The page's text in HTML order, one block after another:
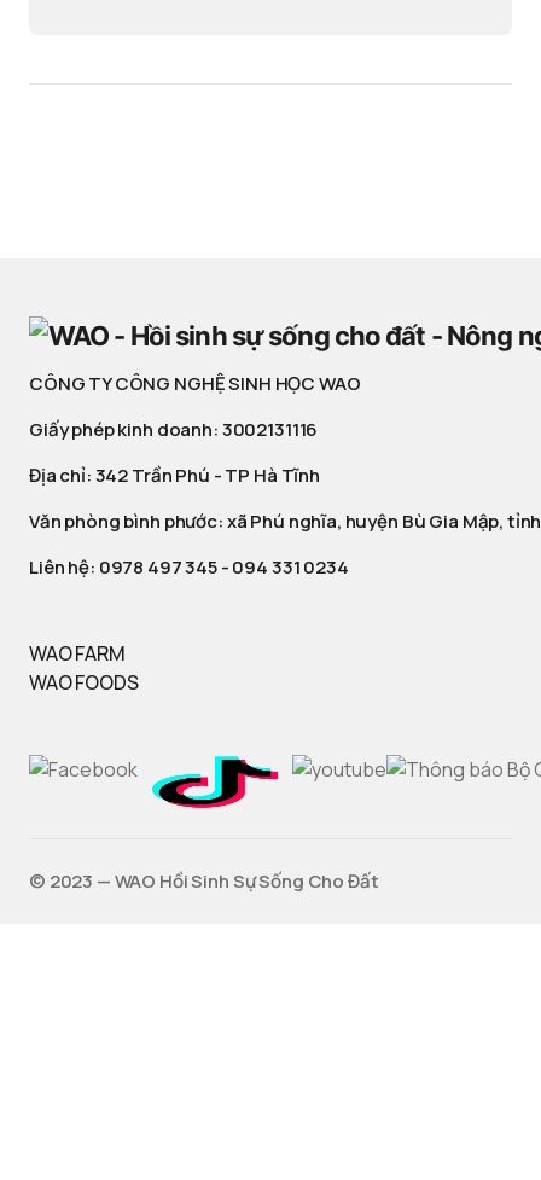
CÔNG TY CÔNG NGHỆ SINH HỌC WAO
Giấy phép kinh doanh: 3002131116
Địa chỉ: 342 Trần Phú - TP Hà Tĩnh
Văn phòng bình phước: xã Phú nghĩa, huyện Bù Gia Mập,
Liên hệ: 0978 497 345-094 331 0234
WAO FARM
WAO FOODS
©️ 2023 — WAO Hồi Sinh Sự Sống Cho Đất